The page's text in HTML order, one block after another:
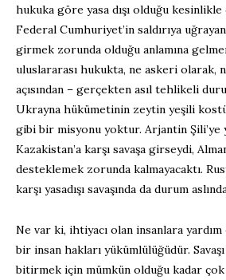
hukuka göre yasa dışı olduğu
Federal Cumhuriyet’in saldırıya
girmek zorunda olduğu anlamına
uluslararası hukukta, ne askeri olarak,
açısından – gerçekten asıl tehlikeli
Ukrayna hükümetinin zeytin yeşili
gibi bir misyonu yoktur. Arjantin Şili’ye
Kazakistan’a karşı savaşa girseydi,
desteklemek zorunda kalmayacaktı.
karşı yasadışı savaşında da durum
Ne var ki, ihtiyacı olan insanlara yardım
bir insan hakları yükümlülüğüdür.
bitirmek için mümkün olduğu kadar